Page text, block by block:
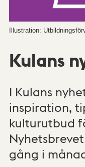
Illustration:
Kulans
I Kulans
inspiration,
kulturutbud
gång i